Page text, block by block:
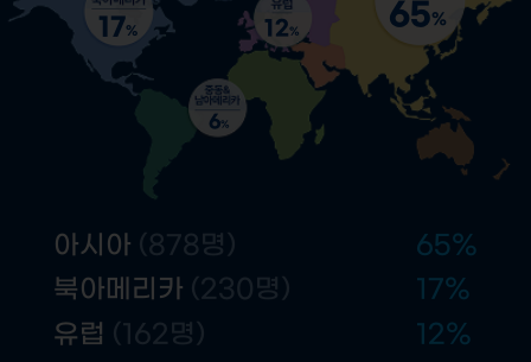
65%
12%
17%
6%
아시아 (878명)
북아메리카 (230명)
유럽 (162명)
65%
17%
12%